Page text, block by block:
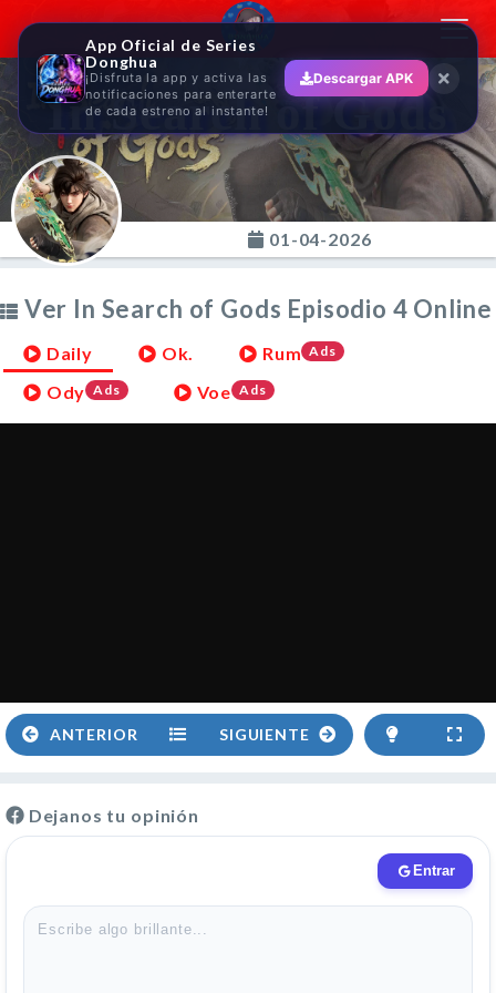
In Search of Gods
01-04-2026
Ver In Search of Gods Episodio 4 Online
Daily Ok. Rum Ads
Ody Ads Voe Ads
ANTERIOR SIGUIENTE
Dejanos tu opinión
App Oficial de Series
Donghua
¡Disfruta la app y activa las
notificaciones para enterarte
de cada estreno al instante!
Descargar APK